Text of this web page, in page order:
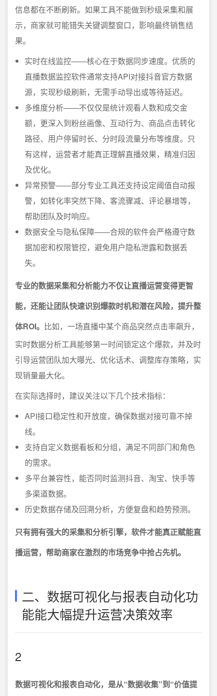
信息都在不断刷新。如果工具不能做到秒级采集和展
示，商家就可能错失关键调整窗口，影响最终销售结
果。
实时在线监控——核心在于数据同步速度。优质的
直播数据监控软件通常支持API对接抖音官方数据
源，实现秒级刷新，无需手动导出或等待延迟。
多维度分析——不仅仅是统计观看人数和成交金
额，更深入到粉丝画像、互动行为、商品点击转化
路径、用户停留时长、分时段流量分布等维度。只
有这样，运营者才能真正理解直播效果，精准归因
及优化。
异常预警——部分专业工具还支持设定阈值自动报
警，如转化率突然下降、客流骤减、评论暴增等，
帮助团队及时响应。
数据安全与隐私保障——合规的软件会严格遵守数
据加密和权限管控，避免用户隐私泄露和数据丢
失。
专业的数据采集和分析能力不仅让直播运营变得更智
能，还能让团队快速识别爆款时机和潜在风险，提升整
体ROI。 比如，一场直播中某个商品突然点击率飙升，
实时数据分析工具能够第一时间锁定这个爆款，并及时
引导运营团队加大曝光、优化话术、调整库存策略，实
现销量最大化。
在实际选择时，建议关注以下几个技术指标：
API接口稳定性和开放度，确保数据对接可靠不掉
线。
支持自定义数据看板和分组，满足不同部门和角色
的需求。
多平台兼容性，能否同时监测抖音、淘宝、快手等
多渠道数据。
历史数据存储及回溯分析，方便复盘和趋势预测。
只有拥有强大的采集和分析引擎，软件才能真正赋能直
播运营，帮助商家在激烈的市场竞争中抢占先机。
二、数据可视化与报表自动化功
能能大幅提升运营决策效率
2
数据可视化和报表自动化，是从“数据收集”到“价值提